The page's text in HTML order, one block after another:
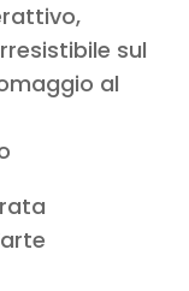
sul
al